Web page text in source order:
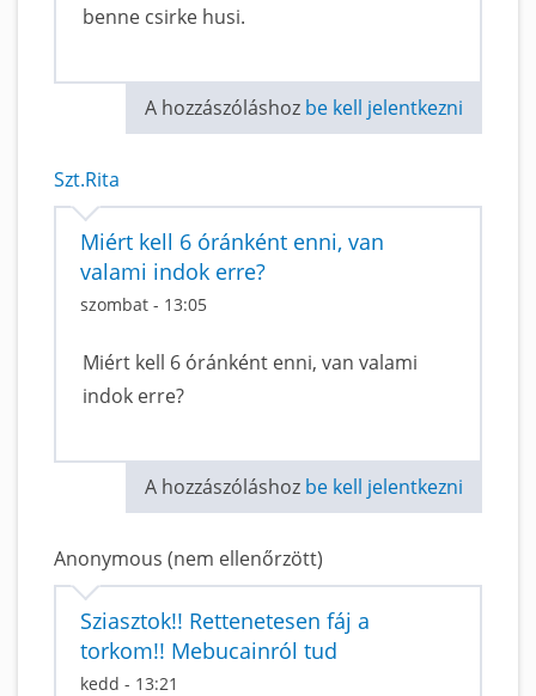
benne csirke husi.
A hozzászóláshoz be kell jelentkezni
Szt.Rita
Miért kell 6 óránként enni, van
valami indok erre?
szombat - 13:05
Miért kell 6 óránként enni, van valami
indok erre?
A hozzászóláshoz be kell jelentkezni
Anonymous (nem ellenőrzött)
Sziasztok!! Rettenetesen fáj a
torkom!! Mebucainról tud
kedd - 13:21